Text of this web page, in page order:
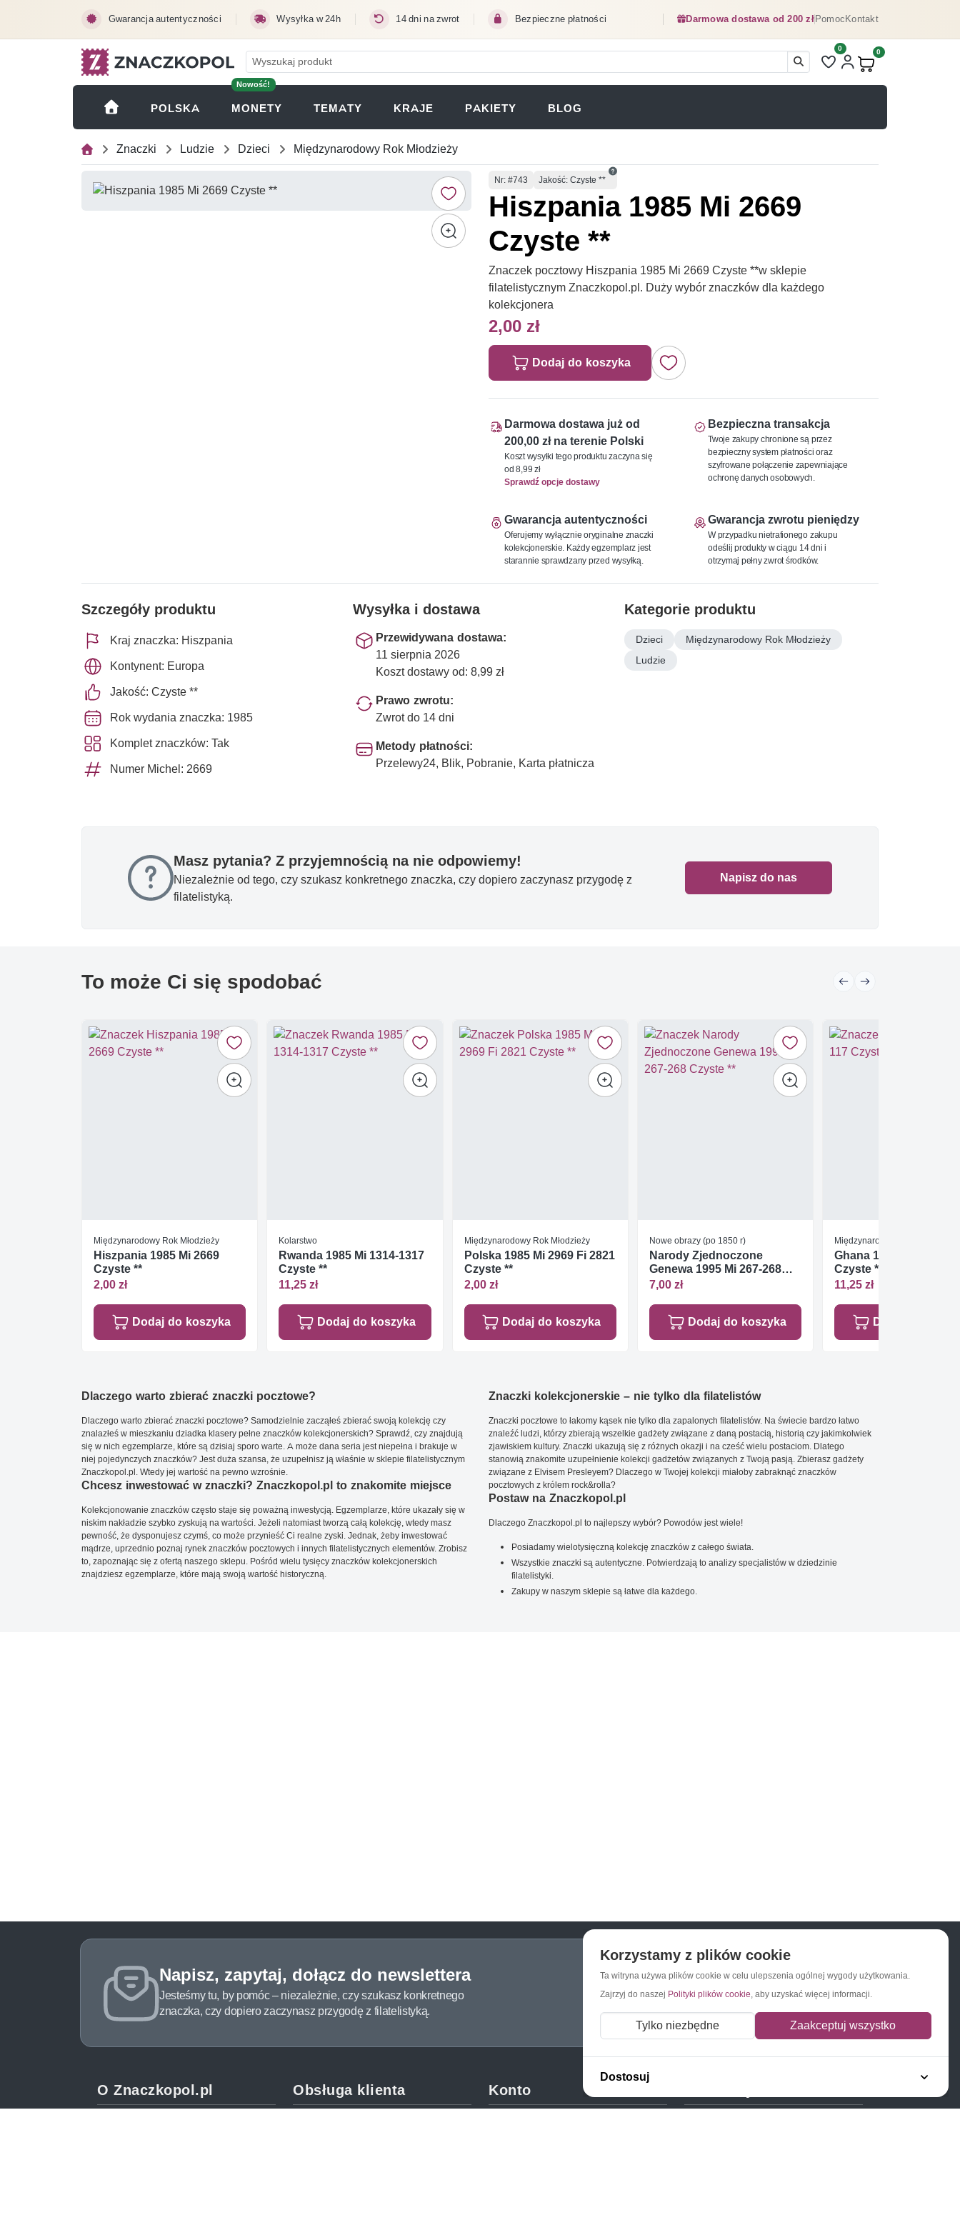
Gwarancja autentyczności Wysyłka w 24h 14 dni na zwrot Bezpieczne płatności Darmowa dostawa od 200 złPomocKontakt
Liczba pozycji na liście
0
Produkty w koszyku:
0
POLSKA
Nowość!
MONETY (OTWIERA SIĘ W NOWEJ KARCIE)
TEMATY KRAJE PAKIETY BLOG
Znaczki Ludzie Dzieci Międzynarodowy Rok Młodzieży
Numer
Nr: #743 Jakość: Czyste **
Hiszpania 1985 Mi 2669
Czyste **
Znaczek pocztowy Hiszpania 1985 Mi 2669 Czyste **w sklepie
filatelistycznym Znaczkopol.pl. Duży wybór znaczków dla każdego
kolekcjonera
2,00 zł
Dodaj do koszyka
Darmowa dostawa już od
200,00 zł na terenie Polski
Koszt wysyłki tego produktu zaczyna się
od 8,99 zł
Sprawdź opcje dostawy
Bezpieczna transakcja
Twoje zakupy chronione są przez
bezpieczny system płatności oraz
szyfrowane połączenie zapewniające
ochronę danych osobowych.
Gwarancja autentyczności
Oferujemy wyłącznie oryginalne znaczki
kolekcjonerskie. Każdy egzemplarz jest
starannie sprawdzany przed wysyłką.
Gwarancja zwrotu pieniędzy
W przypadku nietrafionego zakupu
odeślij produkty w ciągu 14 dni i
otrzymaj pełny zwrot środków.
Szczegóły produktu
Kraj znaczka: Hiszpania
Kontynent: Europa
Jakość: Czyste **
Rok wydania znaczka: 1985
Komplet znaczków: Tak
Numer Michel: 2669
Wysyłka i dostawa
Przewidywana dostawa:
11 sierpnia 2026
Koszt dostawy od: 8,99 zł
Prawo zwrotu:
Zwrot do 14 dni
Metody płatności:
Przelewy24, Blik, Pobranie, Karta płatnicza
Kategorie produktu
Dzieci
Międzynarodowy Rok Młodzieży
Ludzie
Masz pytania? Z przyjemnością na nie odpowiemy!
Niezależnie od tego, czy szukasz konkretnego znaczka, czy dopiero zaczynasz przygodę z
filatelistyką.
Napisz do nas
To może Ci się spodobać
Międzynarodowy Rok Młodzieży
Hiszpania 1985 Mi 2669
Czyste **
2,00 zł
Dodaj do koszyka
Kolarstwo
Rwanda 1985 Mi 1314-1317
Czyste **
11,25 zł
Dodaj do koszyka
Międzynarodowy Rok Młodzieży
Polska 1985 Mi 2969 Fi 2821
Czyste **
2,00 zł
Dodaj do koszyka
Nowe obrazy (po 1850 r)
Narody Zjednoczone
Genewa 1995 Mi 267-268
Czyste **
7,00 zł
Dodaj do koszyka
Międzynarodowy Rok Młodzieży
Ghana 1985 Mi bl 117
Czyste **
11,25 zł
Dodaj do
Dlaczego warto zbierać znaczki pocztowe?
Dlaczego warto zbierać znaczki pocztowe? Samodzielnie zacząłeś zbierać swoją kolekcję czy
znalazłeś w mieszkaniu dziadka klasery pełne znaczków kolekcjonerskich? Sprawdź, czy znajdują
się w nich egzemplarze, które są dzisiaj sporo warte. A może dana seria jest niepełna i brakuje w
niej pojedynczych znaczków? Jest duża szansa, że uzupełnisz ją właśnie w sklepie filatelistycznym
Znaczkopol.pl. Wtedy jej wartość na pewno wzrośnie.
Chcesz inwestować w znaczki? Znaczkopol.pl to znakomite miejsce
Kolekcjonowanie znaczków często staje się poważną inwestycją. Egzemplarze, które ukazały się w
niskim nakładzie szybko zyskują na wartości. Jeżeli natomiast tworzą całą kolekcję, wtedy masz
pewność, że dysponujesz czymś, co może przynieść Ci realne zyski. Jednak, żeby inwestować
mądrze, uprzednio poznaj rynek znaczków pocztowych i innych filatelistycznych elementów. Zrobisz
to, zapoznając się z ofertą naszego sklepu. Pośród wielu tysięcy znaczków kolekcjonerskich
znajdziesz egzemplarze, które mają swoją wartość historyczną.
Znaczki kolekcjonerskie – nie tylko dla filatelistów
Znaczki pocztowe to łakomy kąsek nie tylko dla zapalonych filatelistów. Na świecie bardzo łatwo
znaleźć ludzi, którzy zbierają wszelkie gadżety związane z daną postacią, historią czy jakimkolwiek
zjawiskiem kultury. Znaczki ukazują się z różnych okazji i na cześć wielu postaciom. Dlatego
stanowią znakomite uzupełnienie kolekcji gadżetów związanych z Twoją pasją. Zbierasz gadżety
związane z Elvisem Presleyem? Dlaczego w Twojej kolekcji miałoby zabraknąć znaczków
pocztowych z królem rock&rolla?
Postaw na Znaczkopol.pl
Dlaczego Znaczkopol.pl to najlepszy wybór? Powodów jest wiele!
Posiadamy wielotysięczną kolekcję znaczków z całego świata.
Wszystkie znaczki są autentyczne. Potwierdzają to analizy specjalistów w dziedzinie
filatelistyki.
Zakupy w naszym sklepie są łatwe dla każdego.
Napisz, zapytaj, dołącz do newslettera
Jesteśmy tu, by pomóc – niezależnie, czy szukasz konkretnego
znaczka, czy dopiero zaczynasz przygodę z filatelistyką.
Napisz do nas Zapisz się do newslettera
O Znaczkopol.pl Obsługa klienta Konto
Korzystamy z plików cookie
Ta witryna używa plików cookie w celu ulepszenia ogólnej wygody użytkowania.
Zajrzyj do naszej Polityki plików cookie, aby uzyskać więcej informacji.
Tylko niezbędne Zaakceptuj wszystko
Dostosuj